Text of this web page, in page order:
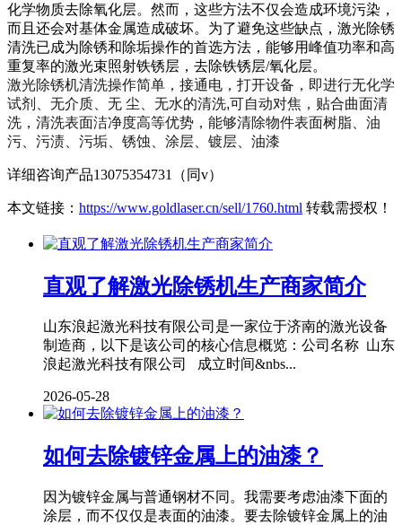
化学物质去除氧化层。然而，这些方法不仅会造成环境污染，
而且还会对基体金属造成破坏。为了避免这些缺点，激光除锈
清洗已成为除锈和除垢操作的首选方法，能够用峰值功率和高
重复率的激光束照射铁锈层，去除铁锈层/氧化层。
激光除锈机清洗操作简单，接通电，打开设备，即进行无化学
试剂、无介质、无 尘、无水的清洗,可自动对焦，贴合曲面清
洗，清洗表面洁净度高等优势，能够清除物件表面树脂、油
污、污渍、污垢、锈蚀、涂层、镀层、油漆
详细咨询产品13075354731（同v）
本文链接： https://www.goldlaser.cn/sell/1760.html 转载需授权！
直观了解激光除锈机生产商家简介
山东浪起激光科技有限公司是一家位于济南的激光设备
制造商，以下是该公司的核心信息概览：公司名称 山东
浪起激光科技有限公司 成立时间&nbs...
2026-05-28
如何去除镀锌金属上的油漆？
因为镀锌金属与普通钢材不同。我需要考虑油漆下面的
涂层，而不仅仅是表面的油漆。要去除镀锌金属上的油